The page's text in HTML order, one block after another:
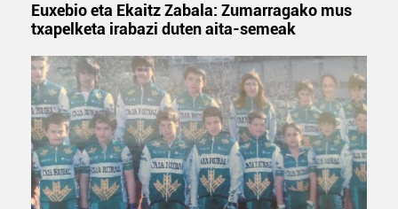
Euxebio eta Ekaitz Zabala: Zumarragako mus
txapelketa irabazi duten aita-semeak